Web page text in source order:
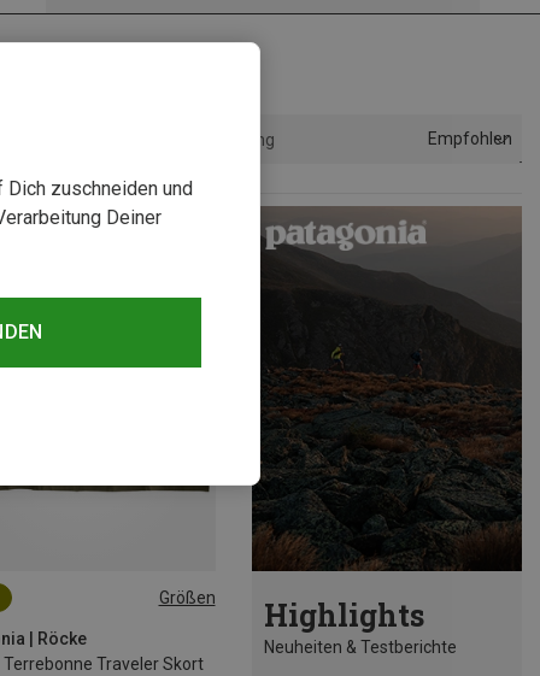
Sortierung Empfohlen
Größen
| Röcke
Terrebonne Traveler Skort
Highlights
Neuheiten & Testberichte
zuschneiden und
Deiner